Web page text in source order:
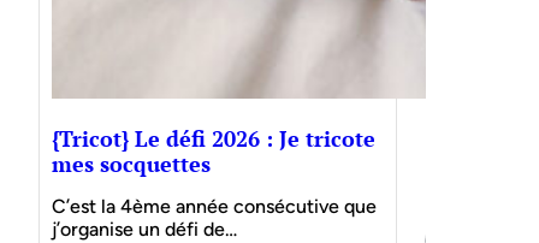
{Tricot} Le défi 2026 : Je tricote
mes socquettes
C’est la 4ème année consécutive que
j’organise un défi de…